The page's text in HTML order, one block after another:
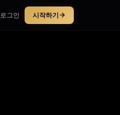
로그인 시작하기